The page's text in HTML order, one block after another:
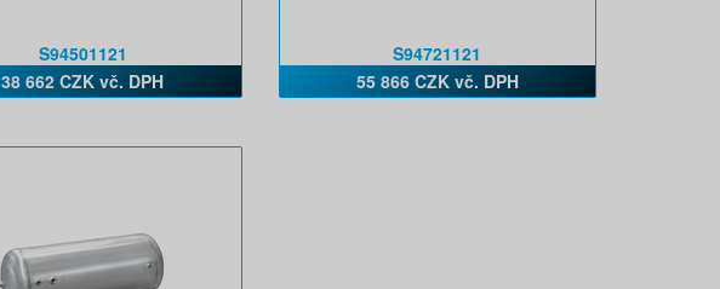
S94501121
38 662 CZK vč. DPH
S94721121
55 866 CZK vč. DPH